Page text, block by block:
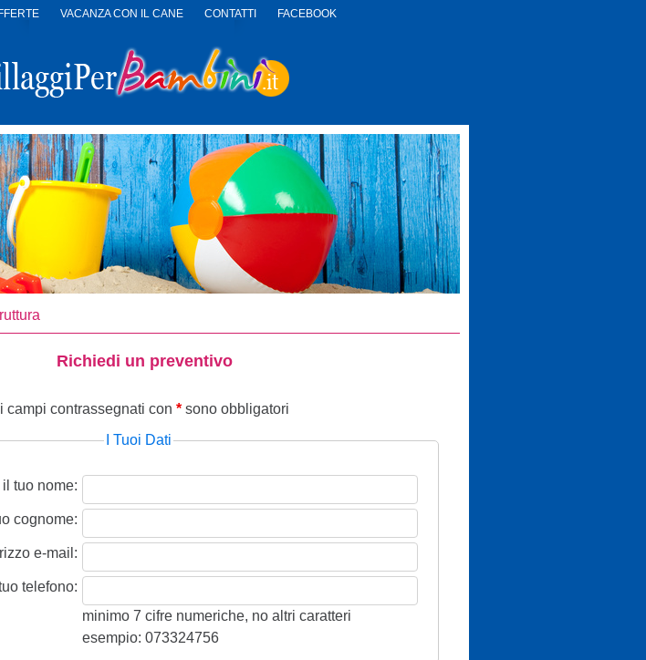
VACANZA CON IL CANE CONTATTI
FACEBOOK
PER
BAMBINI
Richiedi un preventivo
i campi contrassegnati con * sono obbligatori
I Tuoi Dati
il tuo nome:
cognome:
e-mail:
telefono:
minimo 7 cifre numeriche, no altri caratteri
esempio: 073324756